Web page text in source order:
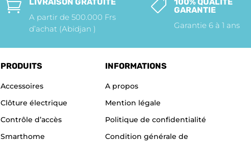

A partir de 500.000 Frs
d’achat (Abidjan )

GARANTIE
Garantie 6 à 1 ans
PRODUITS
Accessoires
Clôture électrique
Contrôle d’accès
Smarthome
INFORMATIONS
A propos
Mention légale
Politique de confidentialité
Condition générale de